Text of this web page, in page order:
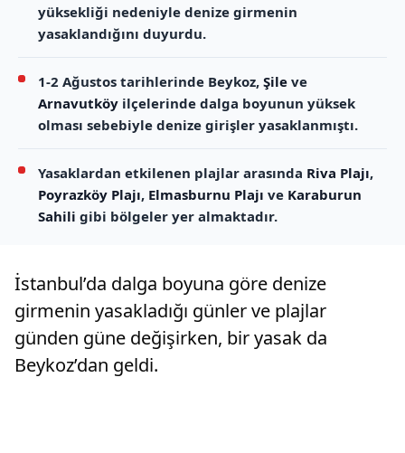
yüksekliği nedeniyle denize girmenin
yasaklandığını duyurdu.
1-2 Ağustos tarihlerinde Beykoz, Şile ve
Arnavutköy ilçelerinde dalga boyunun yüksek
olması sebebiyle denize girişler yasaklanmıştı.
Yasaklardan etkilenen plajlar arasında Riva Plajı,
Poyrazköy Plajı, Elmasburnu Plajı ve Karaburun
Sahili gibi bölgeler yer almaktadır.
İstanbul’da dalga boyuna göre denize
girmenin yasakladığı günler ve plajlar
günden güne değişirken, bir yasak da
Beykoz’dan geldi.